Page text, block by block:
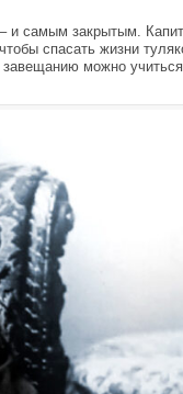
и самым закрытым.
спасать жизни
завещанию можно учиться